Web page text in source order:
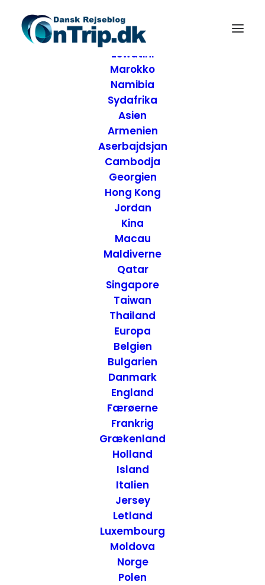
Destinationer
Afrika
Eswatini
Marokko
Namibia
Sydafrika
Asien
Armenien
Aserbajdsjan
Cambodja
Georgien
Hong Kong
Jordan
Kina
Macau
Maldiverne
Qatar
Singapore
Taiwan
Thailand
Europa
Belgien
Bulgarien
Danmark
England
Færøerne
Frankrig
Grækenland
Holland
Island
Italien
Jersey
Letland
Luxembourg
Moldova
Norge
Polen
Postkort